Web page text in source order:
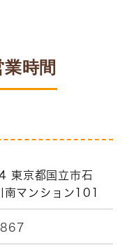
時間
京都国立市石
マンション101